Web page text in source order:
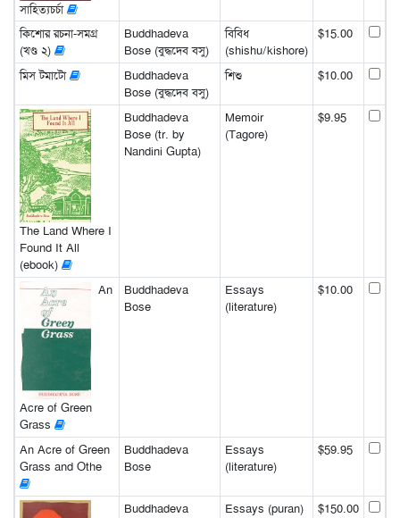
সাহিত্যচর্চা
কিশোর রচনা-সমগ্র
(খণ্ড ২)
Buddhadeva
Bose (বুদ্ধদেব বসু)
বিবিধ
(shishu/kishore)
$15.00
মিস টমাটো
Buddhadeva
Bose (বুদ্ধদেব বসু)
শিশু $10.00
The Land Where I
Found It All
(ebook)
Buddhadeva
Bose (tr. by
Nandini Gupta)
Memoir
(Tagore)
$9.95
An
Acre of Green
Grass
Buddhadeva
Bose
Essays
(literature)
$10.00
An Acre of Green
Grass and Othe
Buddhadeva
Bose
Essays
(literature)
$59.95
Buddhadeva Essays (puran) $150.00